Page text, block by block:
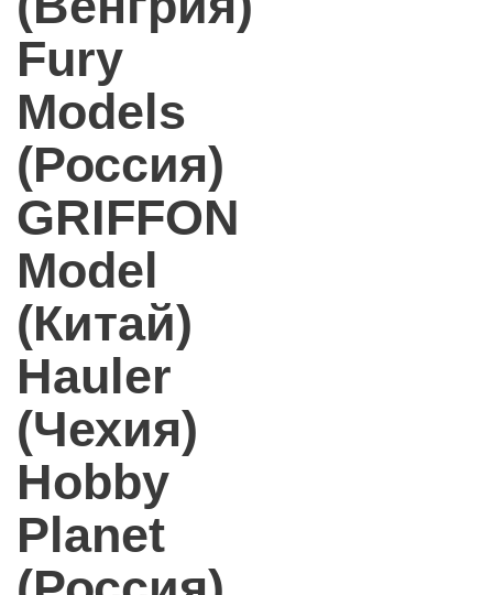
Fury
Models
(Россия)
GRIFFON
Model
(Китай)
Hauler
(Чехия)
Hobby
Planet